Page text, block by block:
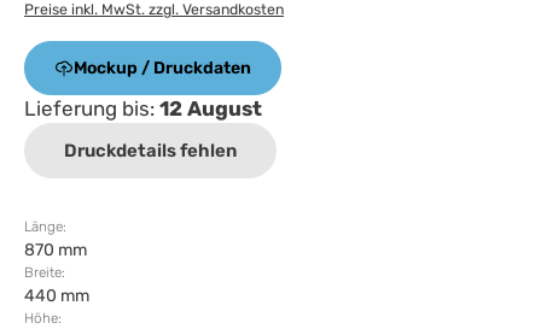
Preise inkl. MwSt. zzgl. Versandkosten
Mockup / Druckdaten
Lieferung bis: 12 August
Druckdetails fehlen
Länge:
870 mm
Breite:
440 mm
Höhe: